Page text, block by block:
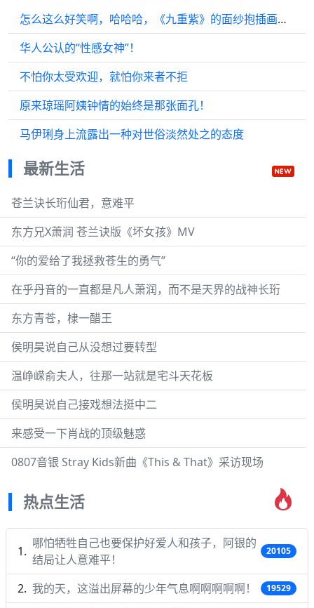
怎么这么好笑啊，哈哈哈，《九重紫》的面纱抱插画氛围感十足…
华人公认的“性感女神”！
不怕你太受欢迎，就怕你来者不拒
原来琼瑶阿姨钟情的始终是那张面孔！
马伊琍身上流露出一种对世俗淡然处之的态度
最新生活
苍兰诀长珩仙君，意难平
东方兄X萧润 苍兰诀版《坏女孩》MV
“你的爱给了我拯救苍生的勇气”
在乎丹音的一直都是凡人萧润，而不是天界的战神长珩
东方青苍，棣一醋王
侯明昊说自己从没想过要转型
温峥嵘俞夫人，往那一站就是宅斗天花板
侯明昊说自己接戏想法挺中二
来感受一下肖战的顶级魅惑
0807音银 Stray Kids新曲《This & That》采访现场
热点生活
哪怕牺牲自己也要保护好爱人和孩子，阿银的
结局让人意难平！
20105
我的天，这溢出屏幕的少年气息啊啊啊啊啊！ 19529